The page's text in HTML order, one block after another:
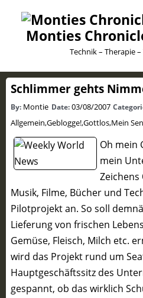
Monties
Technik – Therapie –
Schlimmer gehts
By: Montie Date:03/08/2007
Allgemein,Geblogge!,Gottlos,Mein
Oh mein
mein
Musik, Filme, Bücher und
Pilotprojekt an. So soll
Lieferung von frischen
Gemüse, Fleisch, Milch etc.
wird das Projekt rund um
Hauptgeschäftssitz des
gespannt, ob das wirklich